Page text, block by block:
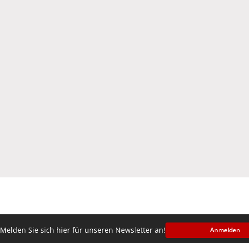
Melden Sie sich hier für unseren Newsletter an! Anmelden